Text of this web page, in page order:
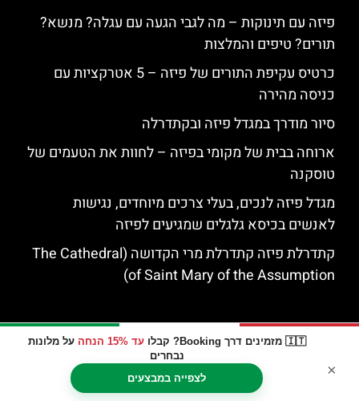
🇮🇹 מזמינים דרך Booking? קבלו עד 15% הנחה
על מלונות
נבחרים
לצפייה במבצעים
×
פיזה עם תינוקות – מה לגבי הגעה עם עגלה? מנשא?
תורים? טיפים והמלצות
כרטיס עקיפת התורים של פיזה – 5 אטרקציות עם
כניסה מהירה
סיור מודרך במגדל פיזה ובקתדרלה
ארוחה בבית של מקומי בפיזה – לחוות את הטעמים של
טוסקנה
מגדל פיזה לנכים, בעלי צרכים מיוחדים, נגישות
לאנשים בכיסא גלגלים שמגיעים לפיזה
קתדרלת פיזה קתדרלת מרי הקדושה (The Cathedral
of Saint Mary of the Assumption)